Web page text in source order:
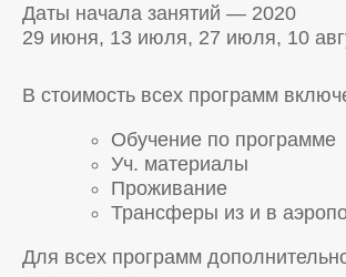
Даты начала занятий — 2020
29 июня, 13 июля, 27 июля, 10
В стоимость всех программ
Обучение по программе
Уч. материалы
Проживание
Трансферы из и в
Для всех программ